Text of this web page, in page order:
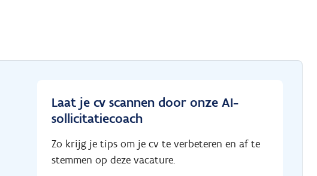
Laat je cv scannen door onze AI-
sollicitatiecoach
Zo krijg je tips om je cv te verbeteren en af te
stemmen op deze vacature.